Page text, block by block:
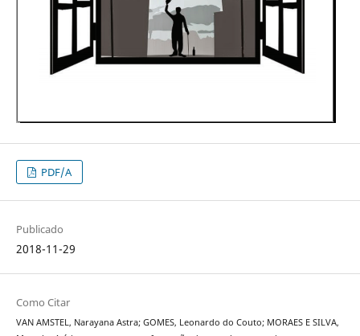
PDF/A
Publicado
2018-11-29
Como Citar
VAN AMSTEL, Narayana Astra; GOMES, Leonardo do Couto; MORAES E SILVA,